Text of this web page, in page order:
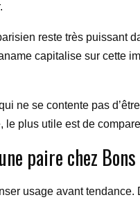
reste très puissant
capitalise sur cette
ne se contente pas
le plus utile est de
paire chez
usage avant